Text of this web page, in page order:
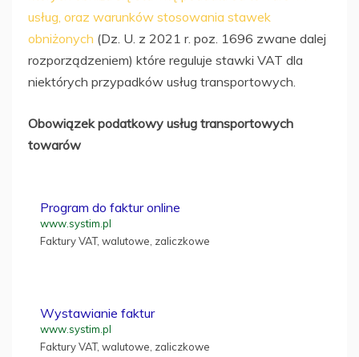
usług, oraz warunków stosowania stawek
obniżonych (Dz. U. z 2021 r. poz. 1696 zwane dalej
rozporządzeniem) które reguluje stawki VAT dla
niektórych przypadków usług transportowych.
Obowiązek podatkowy usług transportowych
towarów
Program do faktur online
www.systim.pl
Faktury VAT, walutowe, zaliczkowe
Wystawianie faktur
www.systim.pl
Faktury VAT, walutowe, zaliczkowe